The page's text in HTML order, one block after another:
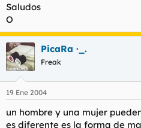
Saludos
O
PicaRa ·_.
Freak
19 Ene 2004
un hombre y una mujer
es diferente es la forma de